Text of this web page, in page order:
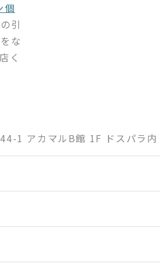
個
引
な
く
1 アカマルB館 1F ドスパラ内